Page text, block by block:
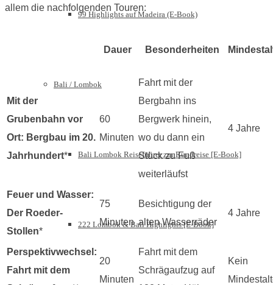
99 Highlights auf Madeira (E-Book)
Bali / Lombok
Bali Lombok Reiseführer zur Rundreise [E-Book]
222 Lombok & Bali Highlights [E-Book]
allem die nachfolgenden Touren:
Dauer Besonderheiten
Mit der
Grubenbahn vor
Ort: Bergbau im 20.
Jahrhundert*
60
Minuten
Fahrt mit der
Bergbahn ins
Bergwerk hinein,
wo du dann ein
Stück zu Fuß
weiterläufst
4 Jahre
Feuer und Wasser:
Der Roeder-
Stollen*
75
Minuten
Besichtigung der
alten Wasserräder
4 Jahre
Perspektivwechsel:
Fahrt mit dem
20
Minuten
Fahrt mit dem
Schrägaufzug auf
Kein